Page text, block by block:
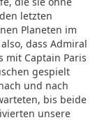
letzten
Planeten im
dass Admiral
mit Captain Paris
gespielt
und nach
bis beide
unsere